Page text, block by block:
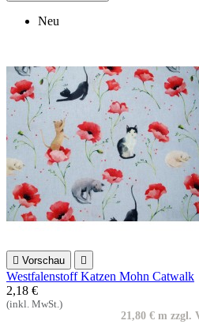
Neu
 Vorschau 
Westfalenstoff Katzen Mohn Catwalk
2,18 €
(inkl. MwSt.)
21,80 € m zzgl.